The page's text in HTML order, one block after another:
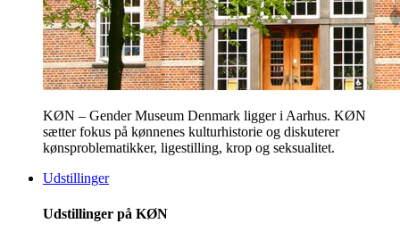
KØN – Gender Museum Denmark ligger i Aarhus. KØN
sætter fokus på kønnenes kulturhistorie og diskuterer
kønsproblematikker, ligestilling, krop og seksualitet.
Udstillinger
Udstillinger på KØN